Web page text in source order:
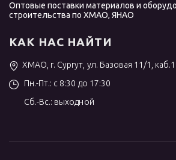
Оптовые поставки материалов и
строительства по ХМАО, ЯНАО
КАК НАС НАЙТИ
ХМАО, г. Сургут, ул. Базовая 11/1,
Пн.-Пт.: с 8:30 до 17:30
Сб.-Вс.: выходной